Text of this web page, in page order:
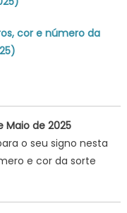
cor e número da
Maio de 2025
o seu signo nesta
e cor da sorte